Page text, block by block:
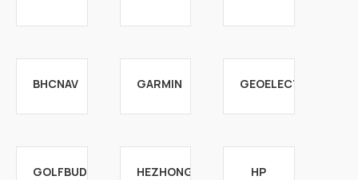
BHCNAV GARMIN GEOELECTRON
GOLFBUDDY HEZHONG HP